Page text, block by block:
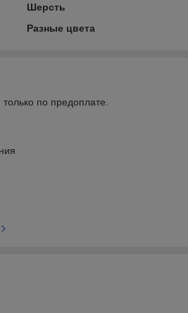
Шерсть
Разные цвета
по предоплате.